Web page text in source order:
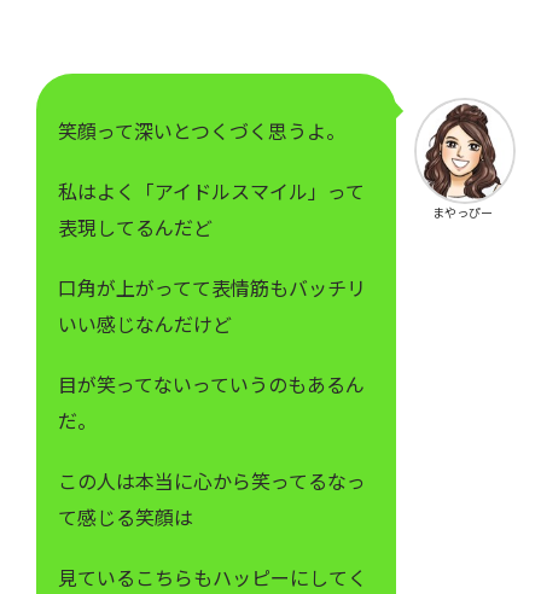
笑顔って深いとつくづく思うよ。
私はよく「アイドルスマイル」って
表現してるんだど
口角が上がってて表情筋もバッチリ
いい感じなんだけど
目が笑ってないっていうのもあるん
だ。
この人は本当に心から笑ってるなっ
て感じる笑顔は
見ているこちらもハッピーにしてく
まやっぴー